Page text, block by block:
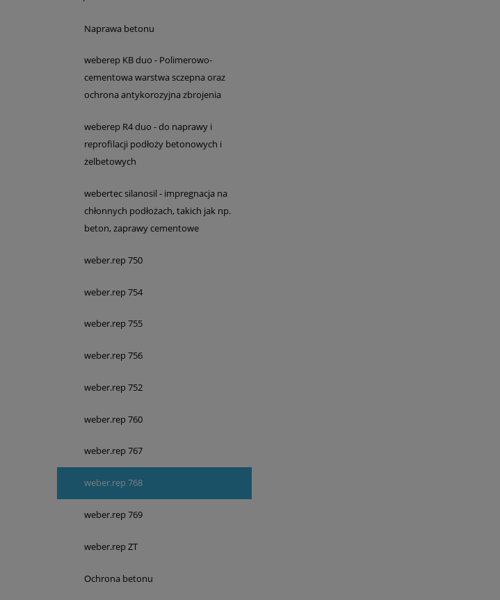
Naprawa betonu
weberep KB duo - Polimerowo-
cementowa warstwa sczepna oraz
ochrona antykorozyjna zbrojenia
weberep R4 duo - do naprawy i
reprofilacji podłoży betonowych i
żelbetowych
webertec silanosil - impregnacja na
chłonnych podłożach, takich jak np.
beton, zaprawy cementowe
weber.rep 750
weber.rep 754
weber.rep 755
weber.rep 756
weber.rep 752
weber.rep 760
weber.rep 767
weber.rep 768
weber.rep 769
weber.rep ZT
Ochrona betonu